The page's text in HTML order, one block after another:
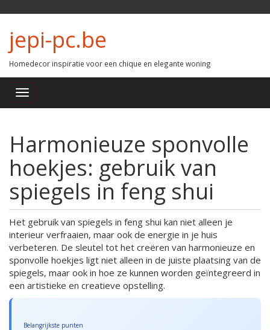
jepi-pc.be
Homedecor inspiratie voor een chique en elegante woning
Harmonieuze sponvolle
hoekjes: gebruik van
spiegels in feng shui
Het gebruik van spiegels in feng shui kan niet alleen je
interieur verfraaien, maar ook de energie in je huis
verbeteren. De sleutel tot het creëren van harmonieuze en
sponvolle hoekjes ligt niet alleen in de juiste plaatsing van de
spiegels, maar ook in hoe ze kunnen worden geïntegreerd in
een artistieke en creatieve opstelling.
Belangrijkste punten